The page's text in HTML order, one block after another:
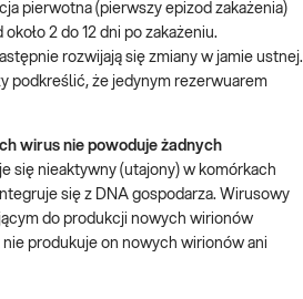
pierwotna (pierwszy epizod zakażenia)
2 do 12 dni po zakażeniu.
rozwijają się zmiany w jamie ustnej.
podkreślić, że jedynym rezerwuarem
wirus nie powoduje żadnych
się nieaktywny (utajony) w komórkach
się z DNA gospodarza. Wirusowy
do produkcji nowych wirionów
produkuje on nowych wirionów ani